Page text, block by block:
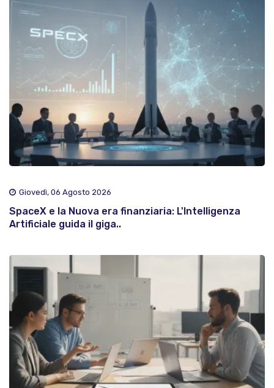
Giovedì, 06 Agosto 2026
SpaceX e la Nuova era finanziaria: L'Intelligenza
Artificiale guida il giga..